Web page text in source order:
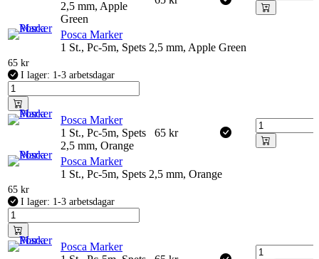
2,5 mm, Apple
Green
Posca Marker
1 St., Pc-5m, Spets 2,5 mm, Apple Green
65 kr
I lager: 1-3 arbetsdagar
Posca Marker
1 St., Pc-5m, Spets
2,5 mm, Orange
65 kr
Posca Marker
1 St., Pc-5m, Spets 2,5 mm, Orange
65 kr
I lager: 1-3 arbetsdagar
Posca Marker